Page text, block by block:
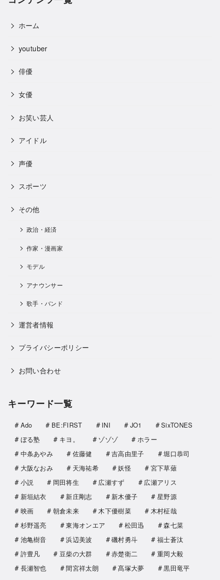
ホーム
youtuber
俳優
女優
お笑い芸人
アイドル
声優
スポーツ
その他
政治・経済
作家・漫画家
モデル
アナウンサー
歌手・バンド
運営者情報
プライバシーポリシー
お問い合わせ
キーワード一覧
Ado BE:FIRST INI JO1
SixTONES
ぼる塾
キヨ。 ゾゾゾ
ホラー
中条あやみ
佐藤健 吉高由里子
堀口恭司
大阪なおみ
天海祐希 妖怪
宮下草薙
小説
岡田将生 広瀬すず
広瀬アリス
新垣結衣
新庄剛志 新木優子
星野源
映画
朝倉未来 木下優樹菜
木村柾哉
杉野遥亮
東海オンエア 松田迅
森七菜
池亀樹音
浜辺美波 磯村勇斗
福士蒼汰
許豊凡
豆柴の大群 赤楚衛二
重岡大毅
長瀬智也
間宮祥太朗 髙塚大夢 黒田竜平